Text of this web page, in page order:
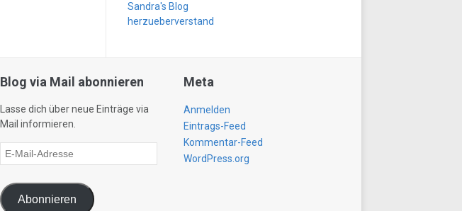
Sandra's Blog
herzueberverstand
Blog via Mail abonnieren
Lasse dich über neue Einträge via
Mail informieren.
E-
Mail-
Abonnieren
Meta
Anmelden
Eintrags-Feed
Kommentar-Feed
WordPress.org